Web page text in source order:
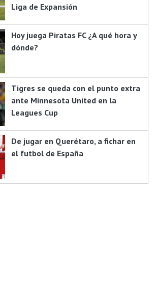
Liga de Expansión
Hoy juega Piratas FC ¿A qué hora y
dónde?
Tigres se queda con el punto extra
ante Minnesota United en la
Leagues Cup
De jugar en Querétaro, a fichar en
el futbol de España